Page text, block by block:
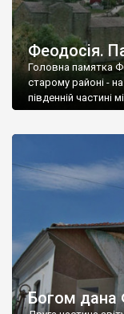
Феодосія.
Головна памятка
старому районі -
південній частині
Богом дана